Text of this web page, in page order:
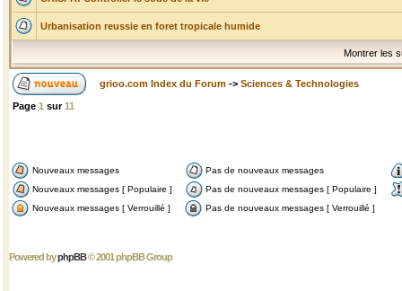
Urbanisation reussie en foret tropicale humide
Montrer les
grioo.com Index du Forum -> Sciences & Technologies
Page 1 sur11
Nouveaux messages
Pas de nouveaux messages
Nouveaux messages [ Populaire ]
Pas de nouveaux messages [ Populaire ]
Nouveaux messages [ Verrouillé ]
Pas de nouveaux messages [ Verrouillé ]
Powered byphpBB© 2001 phpBB Group